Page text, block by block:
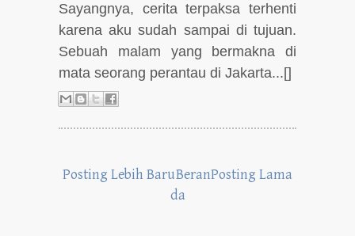
Sayangnya, cerita terpaksa terhenti
karena aku sudah sampai di tujuan.
Sebuah malam yang bermakna di
mata seorang perantau di Jakarta...[]
Posting Lebih Baru Posting Lama
Beran
da